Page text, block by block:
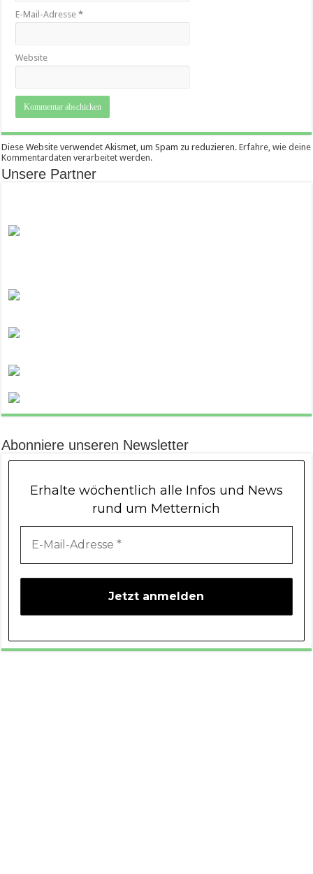
E-Mail-Adresse*
Website
Diese Website verwendet Akismet, um Spam zu reduzieren.Erfahre, wie deine
Kommentardaten verarbeitet werden.
Unsere Partner
Abonniere unseren Newsletter
Erhalte wöchentlich alle Infos und News
rund um Metternich